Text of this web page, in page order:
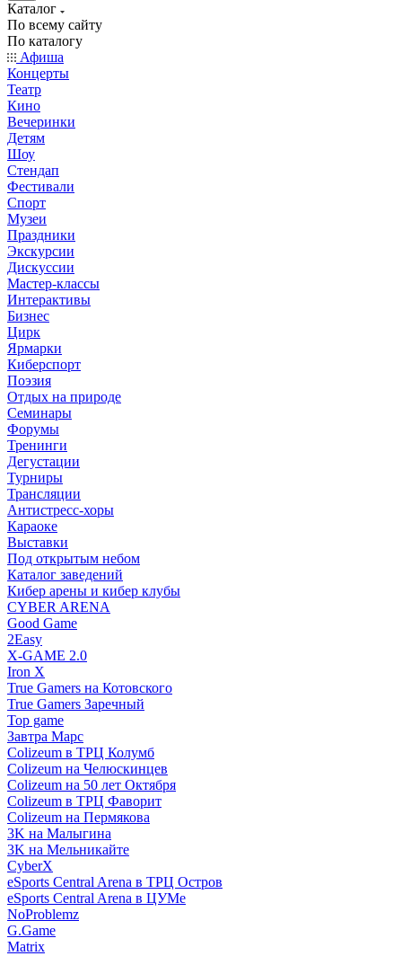
Каталог
По всему сайту
По каталогу
Афиша
Концерты
Театр
Кино
Вечеринки
Детям
Шоу
Стендап
Фестивали
Спорт
Музеи
Праздники
Экскурсии
Дискуссии
Мастер-классы
Интерактивы
Бизнес
Цирк
Ярмарки
Киберспорт
Поэзия
Отдых на природе
Семинары
Форумы
Тренинги
Дегустации
Турниры
Трансляции
Антистресс-хоры
Караоке
Выставки
Под открытым небом
Каталог заведений
Кибер арены и кибер клубы
CYBER ARENA
Good Game
2Easy
X-GAME 2.0
Iron X
True Gamers на Котовского
True Gamers Заречный
Top game
Завтра Марс
Colizeum в ТРЦ Колумб
Colizeum на Челюскинцев
Colizeum на 50 лет Октября
Colizeum в ТРЦ Фаворит
Colizeum на Пермякова
3K на Малыгина
3K на Мельникайте
CyberX
eSports Central Arena в ТРЦ Остров
eSports Central Arena в ЦУМе
NoProblemz
G.Game
Matrix